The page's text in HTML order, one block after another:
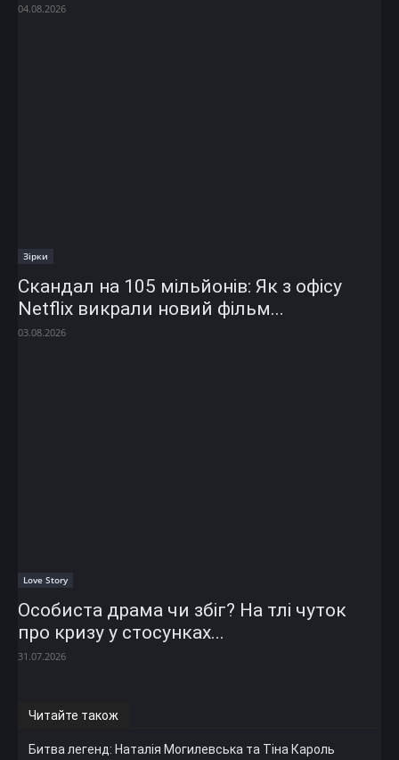
04.08.2026
Зірки
Скандал на 105 мільйонів: Як з офісу
Netflix викрали новий фільм...
03.08.2026
Love Story
Особиста драма чи збіг? На тлі чуток
про кризу у стосунках...
31.07.2026
Читайте також
Битва легенд: Наталія Могилевська та Тіна Кароль